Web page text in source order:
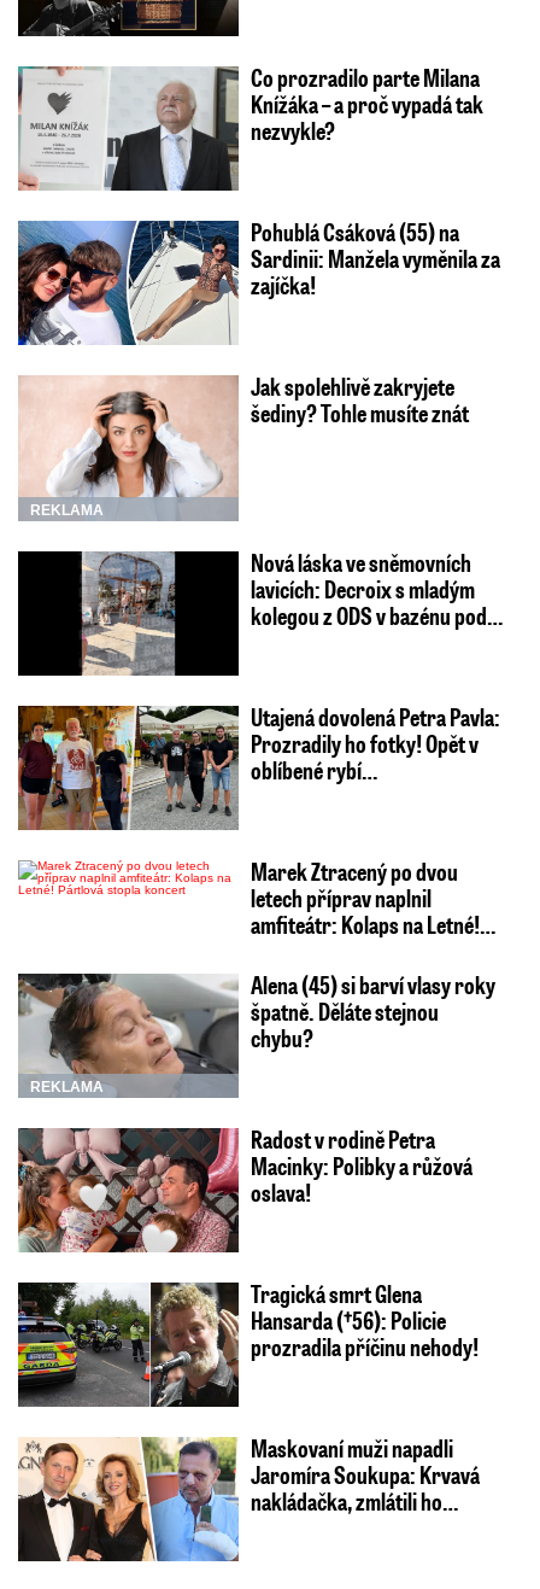
Co prozradilo parte Milana
Knížáka – a proč vypadá tak
nezvykle?
Pohublá Csáková (55) na
Sardinii: Manžela vyměnila za
zajíčka!
REKLAMA
Jak spolehlivě zakryjete
šediny? Tohle musíte znát
Nová láska ve sněmovních
lavicích: Decroix s mladým
kolegou z ODS v bazénu pod…
Utajená dovolená Petra Pavla:
Prozradily ho fotky! Opět v
oblíbené rybí…
Marek Ztracený po dvou
letech příprav naplnil
amfiteátr: Kolaps na Letné!…
REKLAMA
Alena (45) si barví vlasy roky
špatně. Děláte stejnou
chybu?
Radost v rodině Petra
Macinky: Polibky a růžová
oslava!
Tragická smrt Glena
Hansarda (†56): Policie
prozradila příčinu nehody!
Maskovaní muži napadli
Jaromíra Soukupa: Krvavá
nakládačka, zmlátili ho…